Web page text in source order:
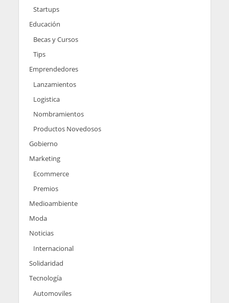
Startups
Educación
Becas y Cursos
Tips
Emprendedores
Lanzamientos
Logistica
Nombramientos
Productos Novedosos
Gobierno
Marketing
Ecommerce
Premios
Medioambiente
Moda
Noticias
Internacional
Solidaridad
Tecnología
Automoviles